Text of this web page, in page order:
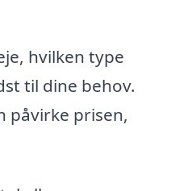
hvilken type
til dine behov.
påvirke prisen,